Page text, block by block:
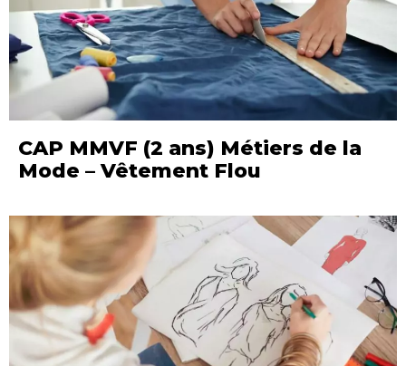
CAP MMVF (2 ans) Métiers de la
Mode – Vêtement Flou